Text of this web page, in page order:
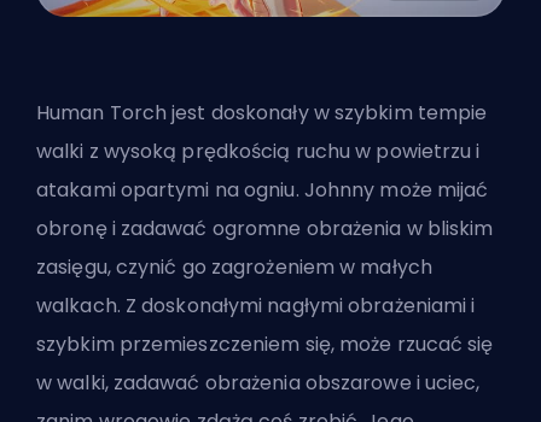
Human Torch jest doskonały w szybkim tempie
walki z wysoką prędkością ruchu w powietrzu i
atakami opartymi na ogniu. Johnny może mijać
obronę i zadawać ogromne obrażenia w bliskim
zasięgu,czynić go zagrożeniem w małych
walkach. Z doskonałymi nagłymi obrażeniami i
szybkim przemieszczeniem się, może rzucać się
w walki, zadawać obrażenia obszarowe i uciec,